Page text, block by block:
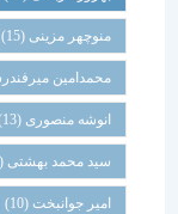
منوچهر مزینی(15)
محمدامین میرفندرسکی(13)
انوشه منصوری(13)
سید محمد بهشتی(12)
امیر جوانبخت(10)